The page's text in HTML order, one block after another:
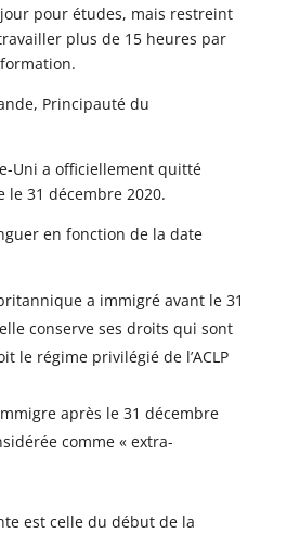
pour études, mais restreint
plus de 15 heures par
Principauté du
Uni a officiellement quitté
le 31 décembre 2020.
en fonction de la date
a immigré avant le 31
conserve ses droits qui sont
le régime privilégié de l’ACLP
après le 31 décembre
comme « extra-
est celle du début de la